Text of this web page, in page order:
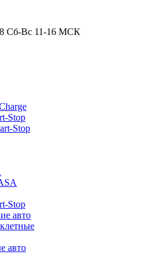
Сб-Вс 11-16 МСК
Stop
Stop
Stop
авто
авто